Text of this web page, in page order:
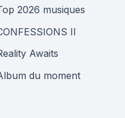
2026 musiques
II
Awaits
du moment